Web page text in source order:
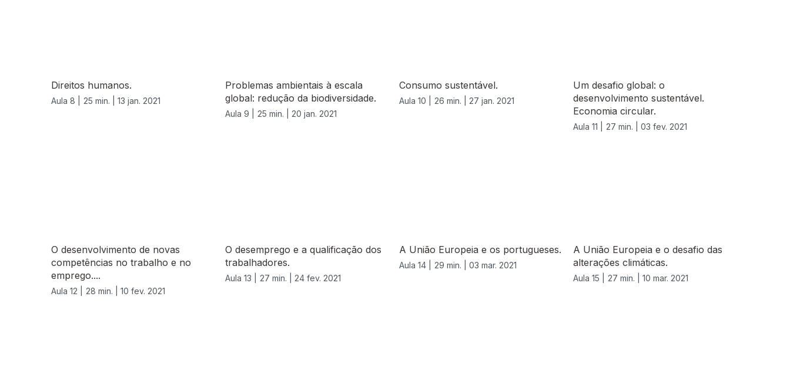
Direitos humanos.
Aula 8 | 25 min. | 13 jan. 2021
Problemas ambientais à escala
global: redução da biodiversidade.
Aula 9 | 25 min. | 20 jan. 2021
Consumo sustentável.
Aula 10 | 26 min. | 27 jan. 2021
Um desafio global: o
desenvolvimento sustentável.
Economia circular.
Aula 11 | 27 min. | 03 fev. 2021
O desenvolvimento de novas
competências no trabalho e no
emprego....
Aula 12 | 28 min. | 10 fev. 2021
O desemprego e a qualificação dos
trabalhadores.
Aula 13 | 27 min. | 24 fev. 2021
A União Europeia e os portugueses.
Aula 14 | 29 min. | 03 mar. 2021
A União Europeia e o desafio das
alterações climáticas.
Aula 15 | 27 min. | 10 mar. 2021